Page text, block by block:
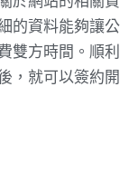
的資料能夠讓公
雙方時間。順利
，就可以簽約開